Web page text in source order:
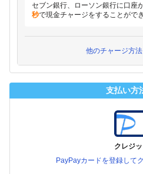
セブン銀行、ローソン銀行に口座
秒で現金チャージをすることがで
他のチャージ方
支払い
クレジッ
PayPayカードを登録して